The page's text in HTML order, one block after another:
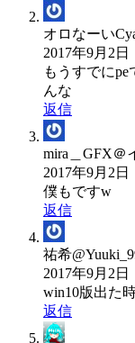
オロなーい
2017年9月2日
もうすでに
んな
返信
mira＿GFX＠
2017年9月2日
僕もですw
返信
祐希
2017年9月2日
win10版出た
返信